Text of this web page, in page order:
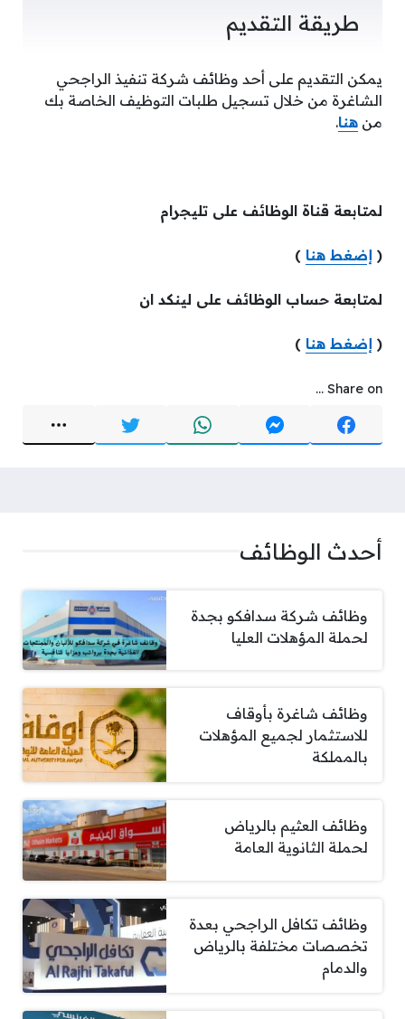
طريقة التقديم
يمكن التقديم على أحد وظائف شركة تنفيذ الراجحي
الشاغرة من خلال تسجيل طلبات التوظيف الخاصة بك
من هنا.
لمتابعة قناة الوظائف على تليجرام
( إضغط هنا )
لمتابعة حساب الوظائف على لينكد ان
( إضغط هنا )
Share on ...
أحدث الوظائف
وظائف شركة سدافكو بجدة
لحملة المؤهلات العليا
وظائف شاغرة بأوقاف
للاستثمار لجميع المؤهلات
بالمملكة
وظائف العثيم بالرياض
لحملة الثانوية العامة
وظائف تكافل الراجحي بعدة
تخصصات مختلفة بالرياض
والدمام